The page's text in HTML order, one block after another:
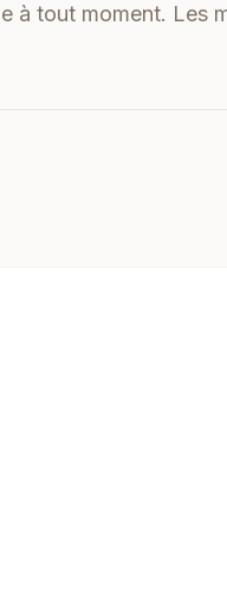
à tout moment. Les